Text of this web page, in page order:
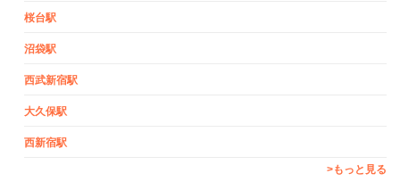
桜台駅
沼袋駅
西武新宿駅
大久保駅
西新宿駅
>もっと見る